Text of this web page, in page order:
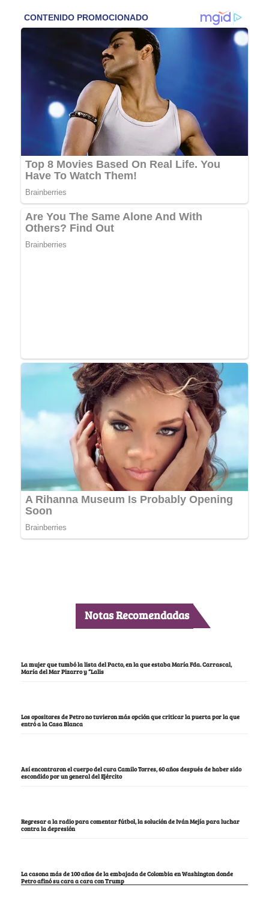
Notas Recomendadas
La mujer que tumbó la lista del Pacto, en la que estaba María Fda. Carrascal,
María del Mar Pizarro y “Lalis
Los opositores de Petro no tuvieron más opción que criticar la puerta por la que
entró a la Casa Blanca
Así encontraron el cuerpo del cura Camilo Torres, 60 años después de haber sido
escondido por un general del Ejército
Regresar a la radio para comentar fútbol, la solución de Iván Mejía para luchar
contra la depresión
La casona más de 100 años de la embajada de Colombia en Washington donde
Petro afinó su cara a cara con Trump